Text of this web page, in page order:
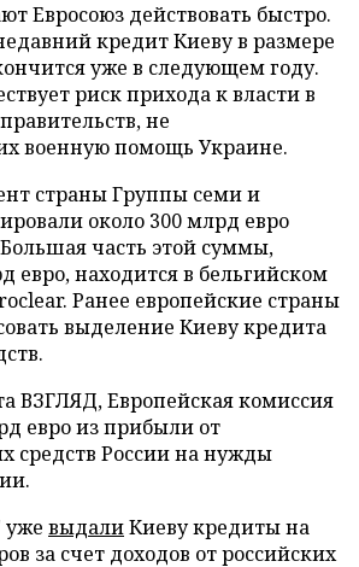
Евросоюз действовать быстро.
кредит Киеву в размере
уже в следующем году.
риск прихода к власти в
не
военную помощь Украине.
страны Группы семи и
около 300 млрд евро
часть этой суммы,
евро, находится в бельгийском
Ранее европейские страны
выделение Киеву кредита
ВЗГЛЯД, Европейская комиссия
евро из прибыли от
средств России на нужды
уже выдалиКиеву кредиты на
за счет доходов от российских